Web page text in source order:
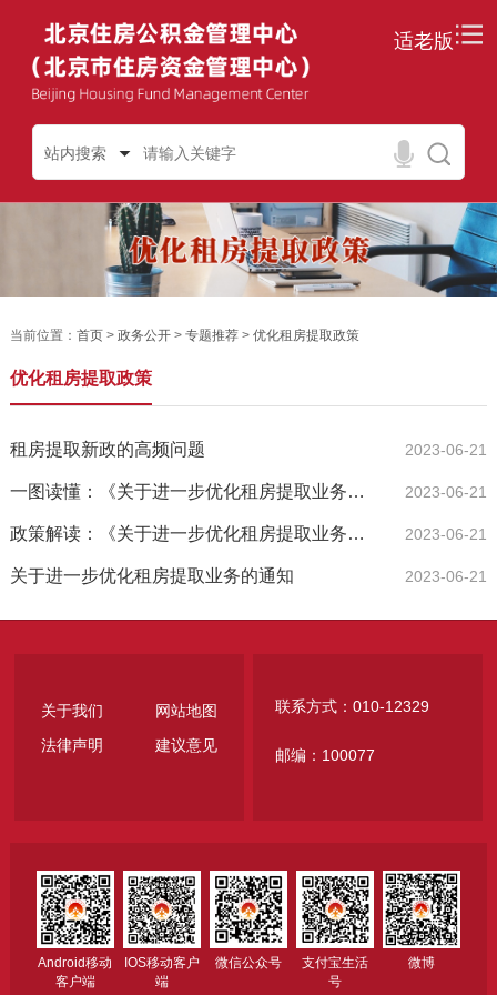
适老版
站内搜索
当前位置： 首页> 政务公开> 专题推荐> 优化租房提取政策
优化租房提取政策
租房提取新政的高频问题 2023-06-21
一图读懂：《关于进一步优化租房提取业务的通知》政策解读 2023-06-21
政策解读：《关于进一步优化租房提取业务的通知》政策解读 2023-06-21
关于进一步优化租房提取业务的通知 2023-06-21
关于我们
网站地图
法律声明
建议意见
联系方式：010-12329
邮编：100077
Android移动
客户端
IOS移动客户
端
微信公众号
支付宝生活
号
微博